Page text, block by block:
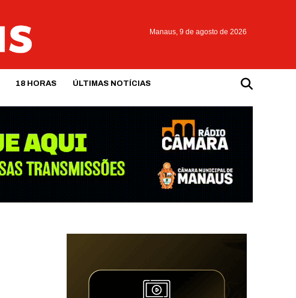
Manaus, 9 de agosto de 2026
18 HORAS ÚLTIMAS NOTÍCIAS